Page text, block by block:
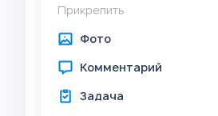
Прикрепить
Фото
Комментарий
Задача